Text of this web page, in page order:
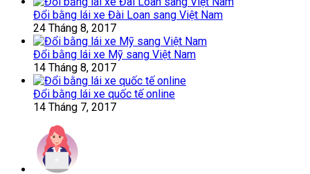
Đổi bằng lái xe Đài Loan sang Việt Nam
24 Tháng 8, 2017
Đổi bằng lái xe Mỹ sang Việt Nam
14 Tháng 8, 2017
Đổi bằng lái xe quốc tế online
14 Tháng 7, 2017